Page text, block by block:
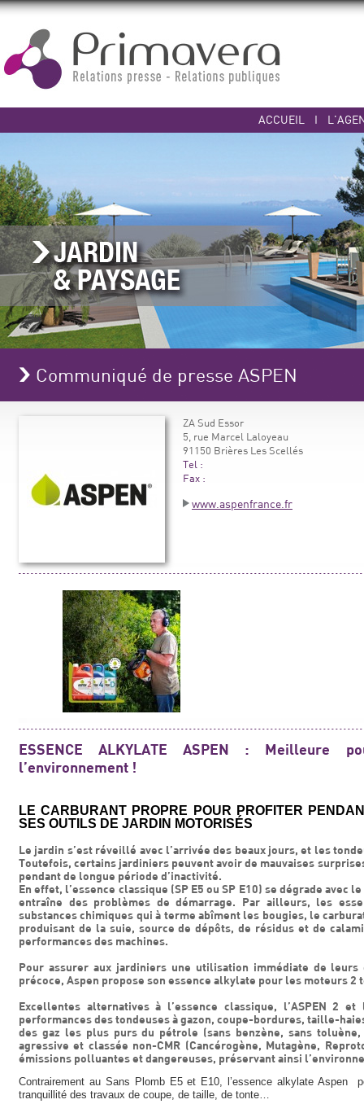
ACCUEIL I
Communiqué de presse ASPEN
ZA Sud Essor
5, rue Marcel Laloyeau
91150 Brières Les Scellés
Tel :
Fax :
www.aspenfrance.fr
ESSENCE ALKYLATE ASPEN : Meilleure
l’environnement !
LE CARBURANT PROPRE POUR PROFITER
SES OUTILS DE JARDIN MOTORISÉS
Le jardin s’est réveillé avec l’arrivée des beaux jours, et les
Toutefois, certains jardiniers peuvent avoir de mauvaises
pendant de longue période d’inactivité.
En effet, l’essence classique (SP E5 ou SP E10) se dégrade
entraîne des problèmes de démarrage. Par ailleurs, les
substances chimiques qui à terme abîment les bougies, le
produisant de la suie, source de dépôts, de résidus et de
performances des machines.
Pour assurer aux jardiniers une utilisation immédiate de
précoce, Aspen propose son essence alkylate pour les moteurs 2
Excellentes alternatives à l’essence classique, l’ASPEN 2
performances des tondeuses à gazon, coupe-bordures, taille-
des gaz les plus purs du pétrole (sans benzène, sans
agressive et classée non-CMR (Cancérogène, Mutagène,
émissions polluantes et dangereuses, préservant ainsi
Contrairement au Sans Plomb E5 et E10, l’essence alkylate Aspen
tranquillité des travaux de coupe, de taille, de tonte…